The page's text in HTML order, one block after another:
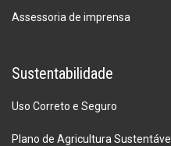
Assessoria de imprensa
Sustentabilidade
Uso Correto e Seguro
Plano de Agricultura Sustentável